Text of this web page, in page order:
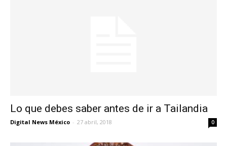
Lo que debes saber antes de ir a Tailandia
Digital News México - 27 abril, 2018 0